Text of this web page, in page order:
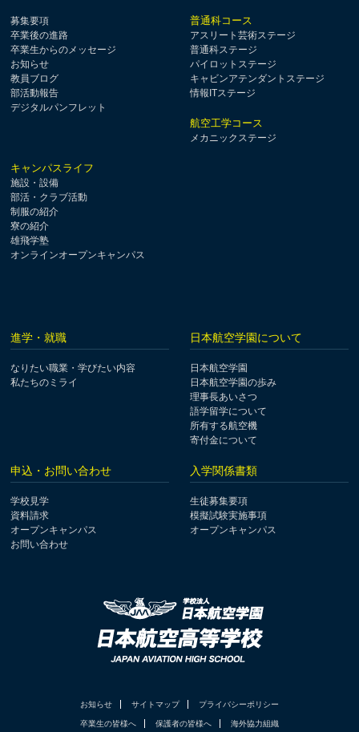
募集要項
卒業後の進路
卒業生からのメッセージ
お知らせ
教員ブログ
部活動報告
デジタルパンフレット
普通科コース
アスリート芸術ステージ
普通科ステージ
パイロットステージ
キャビンアテンダントステージ
情報ITステージ
航空工学コース
メカニックステージ
キャンパスライフ
施設・設備
部活・クラブ活動
制服の紹介
寮の紹介
雄飛学塾
オンラインオープンキャンパス
進学・就職
なりたい職業・学びたい内容
私たちのミライ
日本航空学園について
日本航空学園
日本航空学園の歩み
理事長あいさつ
語学留学について
所有する航空機
寄付金について
申込・お問い合わせ
学校見学
資料請求
オープンキャンパス
お問い合わせ
入学関係書類
生徒募集要項
模擬試験実施事項
オープンキャンパス
お知らせ サイトマップ プライバシーポリシー
卒業生の皆様へ 保護者の皆様へ 海外協力組織